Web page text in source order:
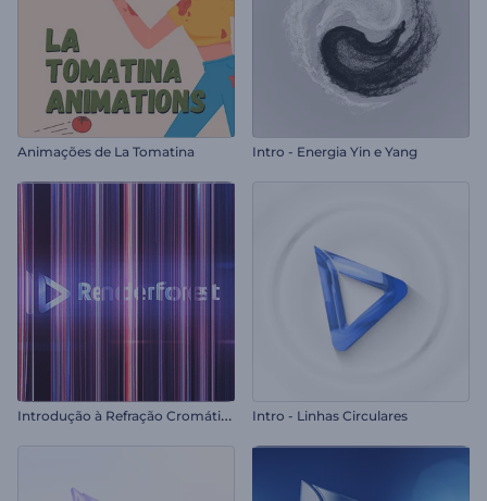
Animações de La Tomatina Intro - Energia Yin e Yang
I
ntrodução à Refração Cromática Intro - Linhas Circulares